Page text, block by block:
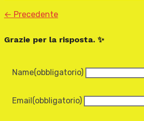
← Precedente
Grazie per la risposta. ✨
Name(obbligatorio)
Email(obbligatorio)